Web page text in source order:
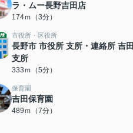
ラ・ムー長野吉田店
174ｍ（3分）
市役所・区役所
長野市 市役所 支所・連絡所 吉田
支所
333ｍ（5分）
保育園
吉田保育園
489ｍ（7分）